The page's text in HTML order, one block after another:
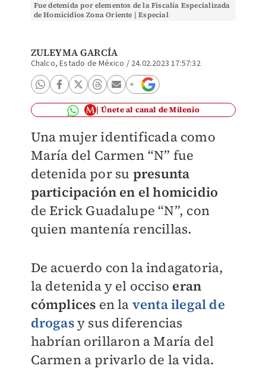
Fue detenida por elementos de la Fiscalía Especializada
de Homicidios Zona Oriente | Especial
ZULEYMA GARCÍA
Chalco, Estado de México / 24.02.2023 17:57:32
Únete al canal de Milenio
Una mujer identificada como
María del Carmen “N” fue
detenida por su presunta
participación en el homicidio
de Erick Guadalupe “N”, con
quien mantenía rencillas.
De acuerdo con la indagatoria,
la detenida y el occiso eran
cómplices en la venta ilegal de
drogasy sus diferencias
habrían orillaron a María del
Carmen a privarlo de la vida.